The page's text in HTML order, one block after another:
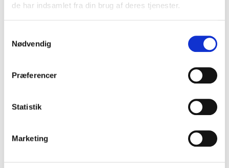
de har indsamlet fra din brug af deres tjenester.
Nødvendig
Præferencer
Statistik
Marketing